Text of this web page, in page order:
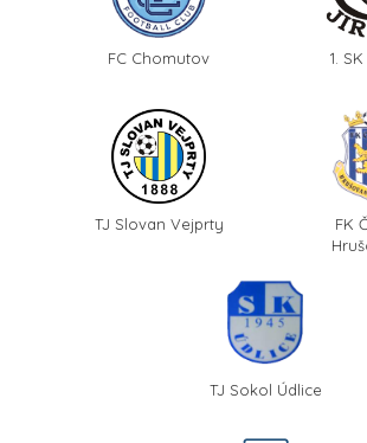
FC Chomutov 1.
TJ Slovan Vejprty
FK
TJ Sokol Údlice